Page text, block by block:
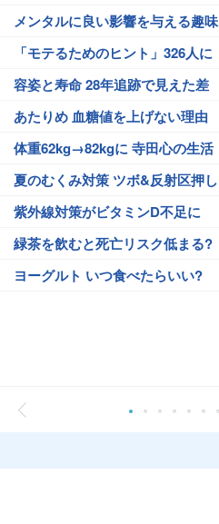
メンタルに良い影響を与える趣味
「モテるためのヒント」326人に
容姿と寿命 28年追跡で見えた差
あたりめ 血糖値を上げない理由
体重62kg→82kgに 寺田心の生活
夏のむくみ対策 ツボ&反射区押し
紫外線対策がビタミンD不足に
緑茶を飲むと死亡リスク低まる?
ヨーグルト いつ食べたらいい?